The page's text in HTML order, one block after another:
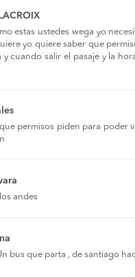
estas ustedes wega yo
yo quiere saber que
y cuando salir el pasaje y la
permisos piden para poder
andes
bus que parta , de santiago